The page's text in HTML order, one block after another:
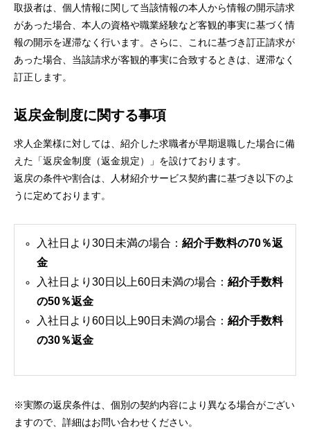
取扱者は、個人情報に関して当該情報の本人から情報の開示請求
があった場合、本人の資格や職業経験など客観的事実に基づく情
報の開示を遅滞なく行います。さらに、これに基づき訂正請求が
あった場合、当該請求が客観的事実に合致するときは、遅滞なく
訂正します。
返戻金制度に関する事項
求人企業様に対しては、紹介した求職者が早期退職した場合に備
えた「返戻金制度（返金規定）」を設けております。
返戻の条件や割合は、人材紹介サービス契約書に基づき以下のよ
うに定めております。
入社日より30日未満の場合：紹介手数料の70％返
金
入社日より30日以上60日未満の場合：紹介手数料
の50％返金
入社日より60日以上90日未満の場合：紹介手数料
の30％返金
※実際の返戻条件は、個別の契約内容により異なる場合がござい
ますので、詳細はお問い合わせください。